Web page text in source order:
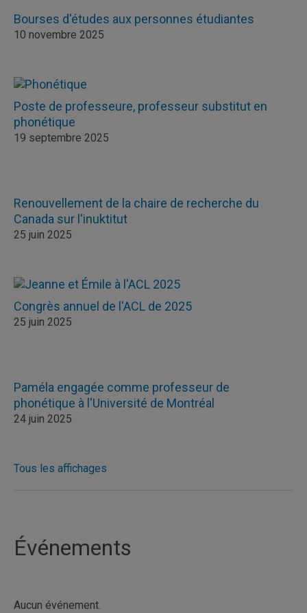
Bourses d'études aux personnes étudiantes
10 novembre 2025
Poste de professeure, professeur substitut en
phonétique
19 septembre 2025
Renouvellement de la chaire de recherche du
Canada sur l'inuktitut
25 juin 2025
Congrès annuel de l'ACL de 2025
25 juin 2025
Paméla engagée comme professeur de
phonétique à l'Université de Montréal
24 juin 2025
Tous les affichages
Événements
Aucun événement.